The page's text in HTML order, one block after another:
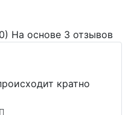
На основе 3 отзывов
кратно